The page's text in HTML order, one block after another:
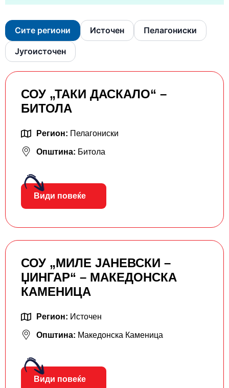
Сите региони Источен Пелагониски
Југоисточен
СОУ „ТАКИ ДАСКАЛО“ –
БИТОЛА
Регион: Пелагониски
Општина: Битола
Види повеќе
СОУ „МИЛЕ ЈАНЕВСКИ –
ЏИНГАР“ – МАКЕДОНСКА
КАМЕНИЦА
Регион: Источен
Општина: Македонска Каменица
Види повеќе